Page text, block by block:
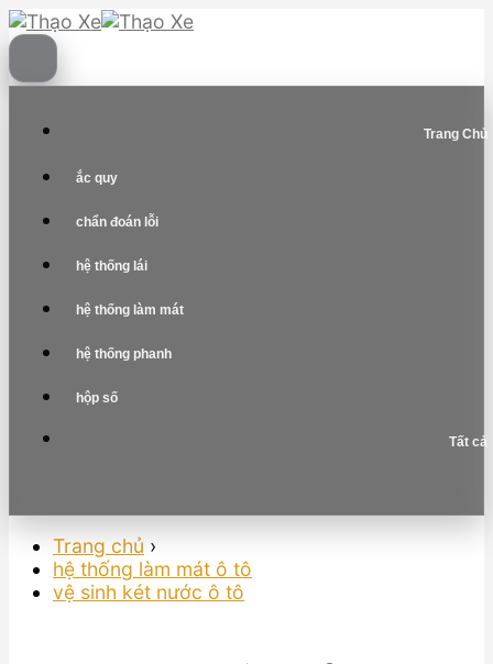
Skip
to
content
Trang Chủ
ắc quy
chẩn đoán lỗi
hệ thống lái
hệ thống làm mát
hệ thống phanh
hộp số
Tất cả
Trang chủ ›
hệ thống làm mát ô tô
vệ sinh két nước ô tô